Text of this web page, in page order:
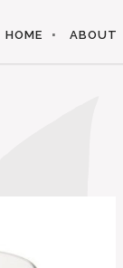
HOME ABOUT